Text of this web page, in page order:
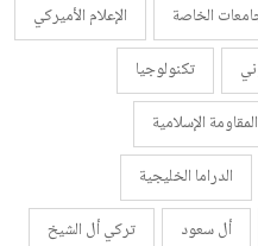
الخاصة
الإعلام الأميركي
تكنولوجيا
المقاومة الإسلامية
الدراما الخليجية
أل سعود
تركي أل الشيخ